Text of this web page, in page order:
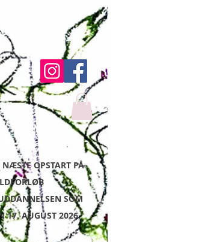
OPSTART PÅ
SOM
17. AUGUST 2026.